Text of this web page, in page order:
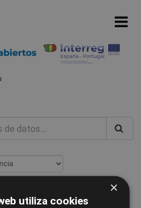
encontrado ×
utiliza cookies